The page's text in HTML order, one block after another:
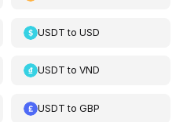
USDT toUSD
USDT toVND
USDT toGBP